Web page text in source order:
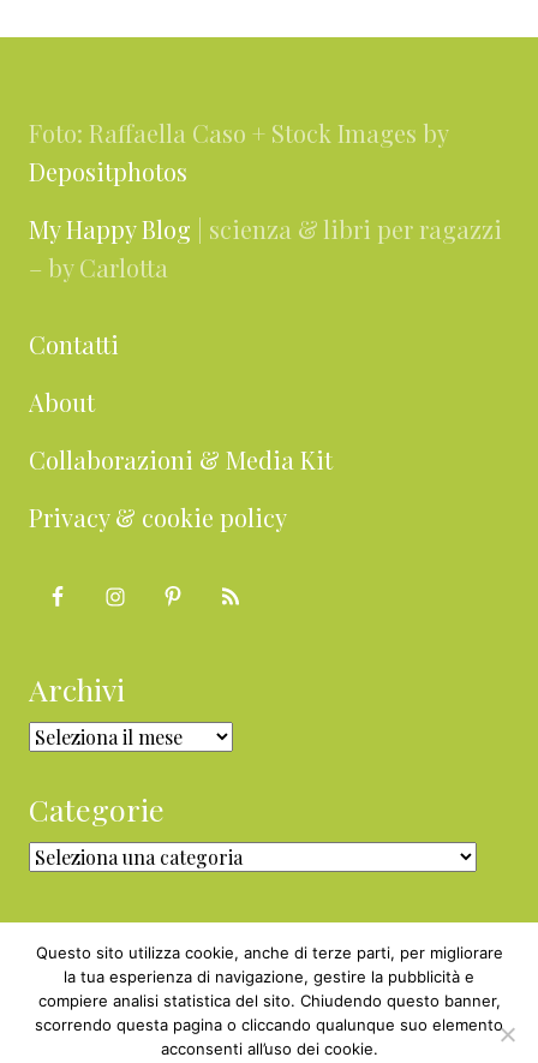
Foto: Raffaella Caso + Stock Images by
Depositphotos
My Happy Blog | scienza & libri per ragazzi
– by Carlotta
Contatti
About
Collaborazioni & Media Kit
Privacy & cookie policy
Archivi
Archivi
Categorie
Categorie
Copyright © 2010 - 2026 BabyGreen™ ·
P.IVA 05829800969 · Webmaster
Questo sito utilizza cookie, anche di terze parti, per migliorare
la tua esperienza di navigazione, gestire la pubblicità e
compiere analisi statistica del sito. Chiudendo questo banner,
scorrendo questa pagina o cliccando qualunque suo elemento
acconsenti all’uso dei cookie.